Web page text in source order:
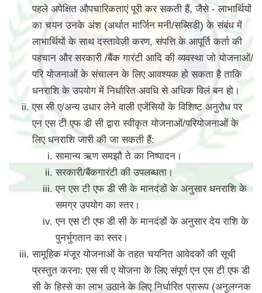
पहले अपेक्षित औपचारिकताएं पूरी कर सकती हैं, जैसे - लाभार्थियों
का चयन उनके अंश (अर्थात मार्जिन मनी/सब्सिडी) के संबंध में
लाभार्थियों के साथ दस्तावेज़ी करण, संपत्ति के आपूर्ति कर्ता की
पहचान और सरकारी /बैंक गारंटी आदि की व्यवस्था जो योजनाओं/
परि योजनाओं के संचालन के लिए आवश्यक हो सकता है ताकि
धनराशि के उपयोग में निर्धारित अवधि से अधिक विलं बन हो।
एस सी ए/अन्य उधार लेने वाली एजेंसियों के विशिष्ट अनुरोध पर
एन एस टी एफ डी सी द्वारा स्वीकृत योजनाओं/परियोजनाओं के
लिए धनराशि जारी की जा सकती हैं:
सामान्य ऋण समझौ ते का निष्पादन।
सरकारी/बैंकगारंटी की उपलब्धता।
एन एस टी एफ डी सी के मानदंडों के अनुसार धनराशि के
समग्र उपयोग का स्तर।
एन एस टी एफ डी सी के मानदंडों के अनुसार देय राशि के
पुनर्भुगतान का स्तर।
सामूहिक मंजूर योजनाओं के तहत चयनित आवेदकों की सूची
प्रस्तुत करना: एस सी ए योजना के लिए संपूर्ण एन एस टी एफ डी
सी के हिस्से का लाभ उठाने के लिए निर्धारित प्रारूप (अनुलग्नक